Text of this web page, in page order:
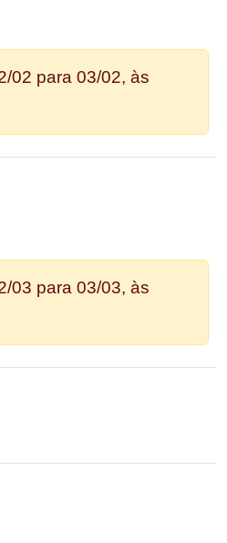
02 para 03/02, às
03 para 03/03, às